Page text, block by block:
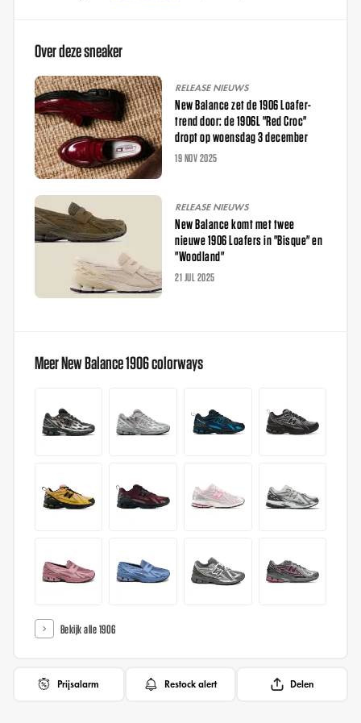
Over deze sneaker
RELEASE NIEUWS
New Balance zet de 1906 Loafer-
trend door: de 1906L "Red Croc"
dropt op woensdag 3 december
19 NOV 2025
RELEASE NIEUWS
New Balance komt met twee
nieuwe 1906 Loafers in "Bisque" en
"Woodland"
21 JUL 2025
Meer New Balance 1906 colorways
Bekijk alle 1906
Prijsalarm Restock alert Delen